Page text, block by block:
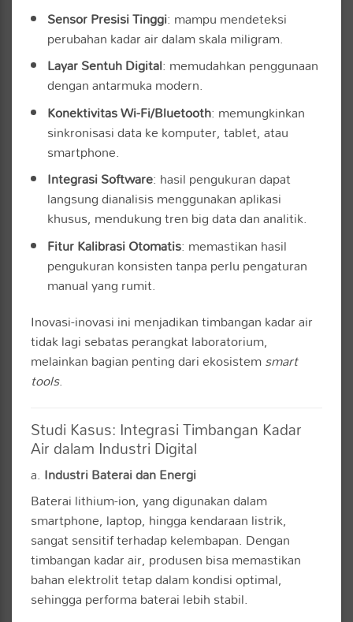
Sensor Presisi Tinggi: mampu mendeteksi
perubahan kadar air dalam skala miligram.
Layar Sentuh Digital: memudahkan penggunaan
dengan antarmuka modern.
Konektivitas Wi-Fi/Bluetooth: memungkinkan
sinkronisasi data ke komputer, tablet, atau
smartphone.
Integrasi Software: hasil pengukuran dapat
langsung dianalisis menggunakan aplikasi
khusus, mendukung tren big data dan analitik.
Fitur Kalibrasi Otomatis: memastikan hasil
pengukuran konsisten tanpa perlu pengaturan
manual yang rumit.
Inovasi-inovasi ini menjadikan timbangan kadar air
tidak lagi sebatas perangkat laboratorium,
melainkan bagian penting dari ekosistemsmart
tools.
Studi Kasus: Integrasi Timbangan Kadar
Air dalam Industri Digital
a. Industri Baterai dan Energi
Baterai lithium-ion, yang digunakan dalam
smartphone, laptop, hingga kendaraan listrik,
sangat sensitif terhadap kelembapan. Dengan
timbangan kadar air, produsen bisa memastikan
bahan elektrolit tetap dalam kondisi optimal,
sehingga performa baterai lebih stabil.